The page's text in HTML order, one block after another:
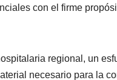
con el firme
regional, un
necesario para la